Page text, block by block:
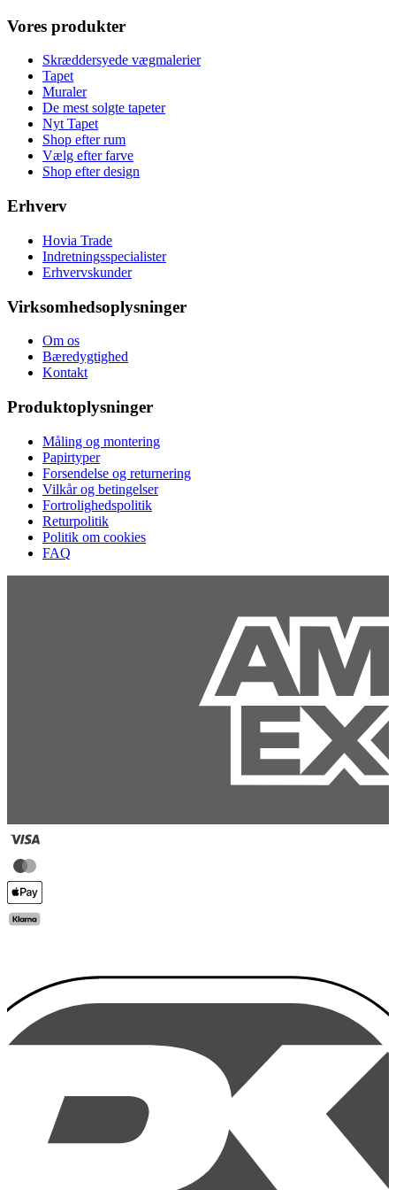
Vores produkter
Skræddersyede vægmalerier
Tapet
Muraler
De mest solgte tapeter
Nyt Tapet
Shop efter rum
Vælg efter farve
Shop efter design
Erhverv
Hovia Trade
Indretningsspecialister
Erhvervskunder
Virksomhedsoplysninger
Om os
Bæredygtighed
Kontakt
Produktoplysninger
Måling og montering
Papirtyper
Forsendelse og returnering
Vilkår og betingelser
Fortrolighedspolitik
Returpolitik
Politik om cookies
FAQ